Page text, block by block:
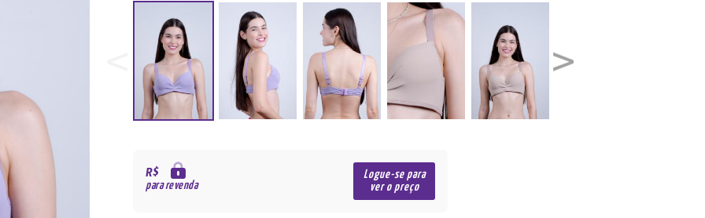
R$
para revenda
Logue-se para
ver o preço